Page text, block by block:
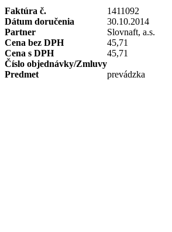
Faktúra č.
1411092
Dátum doručenia
30.10.2014
Partner
Slovnaft, a.s.
Cena bez DPH
45,71
Cena s DPH
45,71
Číslo objednávky/Zmluvy
Predmet
prevádzka